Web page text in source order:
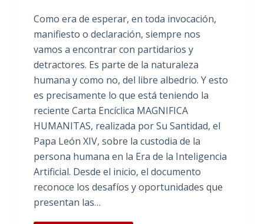
Como era de esperar, en toda invocación,
manifiesto o declaración, siempre nos
vamos a encontrar con partidarios y
detractores. Es parte de la naturaleza
humana y como no, del libre albedrio. Y esto
es precisamente lo que está teniendo la
reciente Carta Encíclica MAGNIFICA
HUMANITAS, realizada por Su Santidad, el
Papa León XIV, sobre la custodia de la
persona humana en la Era de la Inteligencia
Artificial. Desde el inicio, el documento
reconoce los desafíos y oportunidades que
presentan las…